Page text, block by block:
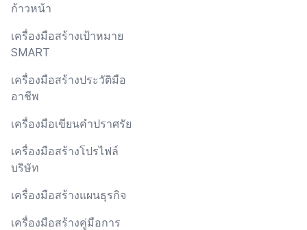
ก้าวหน้า
เครื่องมือสร้างเป้าหมาย
SMART
เครื่องมือสร้างประวัติมือ
อาชีพ
เครื่องมือเขียนคำปราศรัย
เครื่องมือสร้างโปรไฟล์
บริษัท
เครื่องมือสร้างแผนธุรกิจ
เครื่องมือสร้างคู่มือการ